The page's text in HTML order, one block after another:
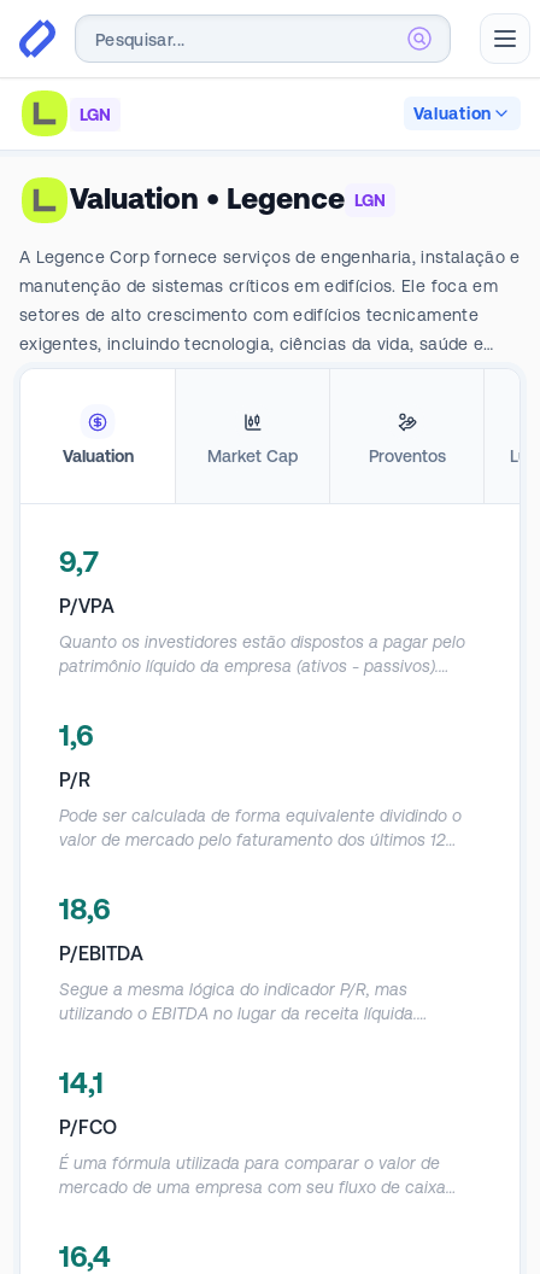
LGN Valuation
Valuation • Legence LGN
A Legence Corp fornece serviços de engenharia, instalação e
manutenção de sistemas críticos em edifícios. Ele foca em
setores de alto crescimento com edifícios tecnicamente
exigentes, incluindo tecnologia, ciências da vida, saúde e
educação. A empresa é especializada em projetar, fabricar e
processo e outros sistemas mecânicos, elétricos e
hidráulicos em novas instalações e atualizar os controles de
Valuation Market Cap Proventos
9,7
P/VPA
Quanto os investidores estão dispostos a pagar pelo
patrimônio líquido da empresa (ativos - passivos).
Referências: Abaixo de 1: a empresa está sendo
Igual a 1: a empresa está sendo negociada no valor
exato do seu patrimônio. Acima de 1: a empresa está
sendo negociada acima do quanto vale o seu
1,6
P/R
Pode ser calculada de forma equivalente dividindo o
valor de mercado pelo faturamento dos últimos 12
18,6
P/EBITDA
Segue a mesma lógica do indicador P/R, mas
utilizando o EBITDA no lugar da receita líquida.
14,1
P/FCO
É uma fórmula utilizada para comparar o valor de
mercado de uma empresa com seu fluxo de caixa
Normalmente utilizado em empresas que geram caixa,
16,4